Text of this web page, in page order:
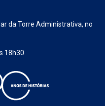
da Torre Administrativa, no
18h30